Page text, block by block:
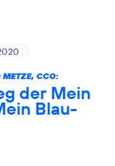
METZE, CCO:
der Mein
Blau-